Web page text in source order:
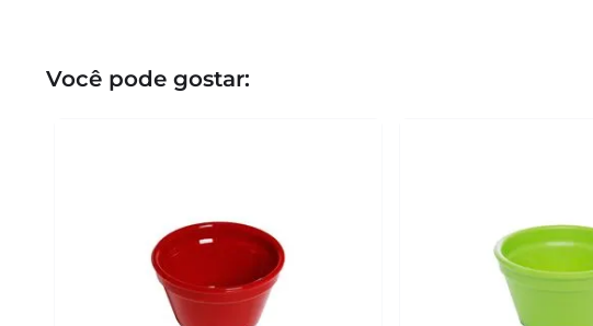
Você pode gostar: